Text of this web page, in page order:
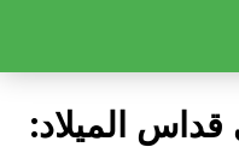
الميلاد: